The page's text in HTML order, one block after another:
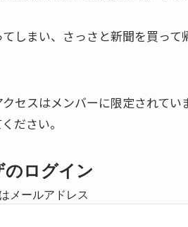
しまい、さっさと新聞を買っ
セスはメンバーに限定されて
ださい。
のログイン
メールアドレス